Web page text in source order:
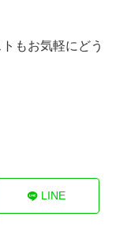
もお気軽にどう
LINE